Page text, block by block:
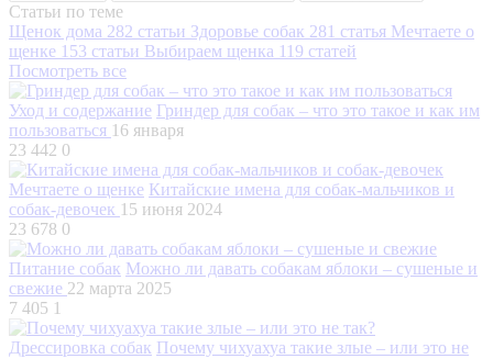
Статьи по теме
Щенок дома 282 статьи Здоровье собак 281 статья Мечтаете о
щенке 153 статьи Выбираем щенка 119 статей
Посмотреть все
Уход и содержание Гриндер для собак – что это такое и как им
пользоваться 16 января
23 442 0
Мечтаете о щенке Китайские имена для собак-мальчиков и
собак-девочек 15 июня 2024
23 678 0
Питание собак Можно ли давать собакам яблоки – сушеные и
свежие 22 марта 2025
7 405 1
Дрессировка собак Почему чихуахуа такие злые – или это не